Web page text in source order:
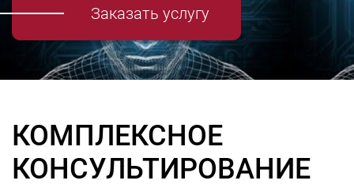
Заказать услугу
КОМПЛЕКСНОЕ
КОНСУЛЬТИРОВАНИЕ